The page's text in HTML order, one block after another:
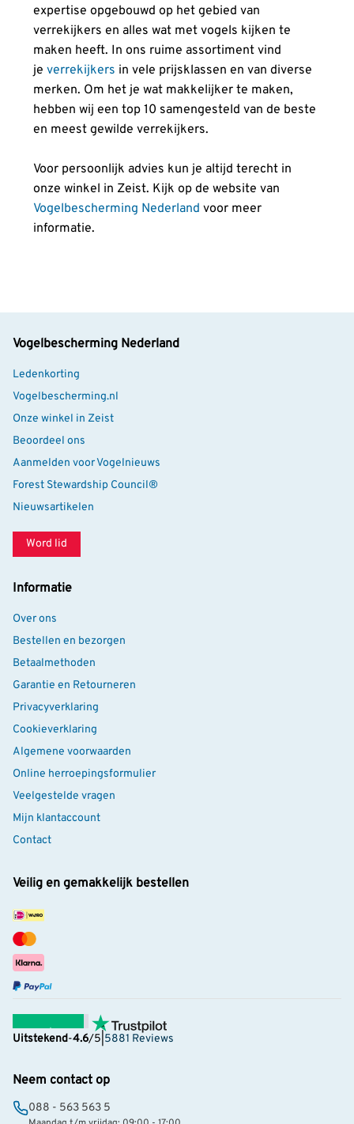
expertise opgebouwd op het gebied van
verrekijkers en alles wat met vogels kijken te
maken heeft. In ons ruime assortiment vind
je verrekijkers in vele prijsklassen en van diverse
merken. Om het je wat makkelijker te maken,
hebben wij een top 10 samengesteld van de beste
en meest gewilde verrekijkers.
Voor persoonlijk advies kun je altijd terecht in
onze winkel in Zeist. Kijk op de website van
Vogelbescherming Nederland voor meer
informatie.
Vogelbescherming Nederland
Ledenkorting
Vogelbescherming.nl
Onze winkel in Zeist
Beoordeel ons
Aanmelden voor Vogelnieuws
Forest Stewardship Council®
Nieuwsartikelen
Word lid
Informatie
Over ons
Bestellen en bezorgen
Betaalmethoden
Garantie en Retourneren
Privacyverklaring
Cookieverklaring
Algemene voorwaarden
Online herroepingsformulier
Veelgestelde vragen
Mijn klantaccount
Contact
Veilig en gemakkelijk bestellen
Uitstekend-4.6/5 5881 Reviews
Neem contact op
088 - 563 563 5